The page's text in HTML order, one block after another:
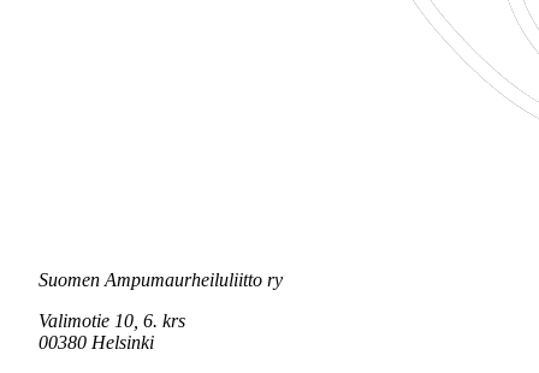
Suomen Ampumaurheiluliitto ry
Valimotie 10, 6. krs
00380 Helsinki